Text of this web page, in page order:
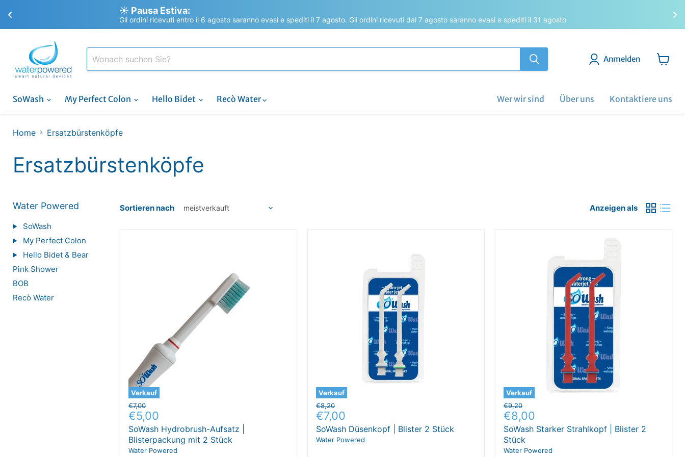
☀️ Pausa Estiva:
Gli ordini ricevuti entro il 6 agosto saranno evasi e spediti il 7 agosto. Gli ordini ricevuti dal 7 agosto saranno evasi e spediti il 31 agosto
Anmelden
SoWash
My Perfect Colon Hello Bidet Recò Water Wer wir sind Über uns Kontaktiere uns
Home Ersatzbürstenköpfe
Ersatzbürstenköpfe
Water Powered
SoWash
My Perfect Colon
Hello Bidet & Bear
Pink Shower
BOB
Recò Water
Sortieren nach Anzeigen als
Verkauf
Ursprünglicher
Preis
€7,00
Aktueller
Preis
€5,00
SoWash Hydrobrush-Aufsatz |
Blisterpackung mit 2 Stück
Water Powered
Verkauf
Ursprünglicher
Preis
€8,20
Aktueller
Preis
€7,00
SoWash Düsenkopf | Blister 2 Stück
Water Powered
Verkauf
Ursprünglicher
Preis
€9,20
Aktueller
Preis
€8,00
SoWash Starker Strahlkopf | Blister 2
Stück
Water Powered